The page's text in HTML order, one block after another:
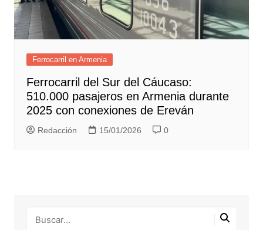
Ferrocarril en Armenia
Ferrocarril del Sur del Cáucaso:
510.000 pasajeros en Armenia durante
2025 con conexiones de Ereván
Redacción 15/01/2026 0